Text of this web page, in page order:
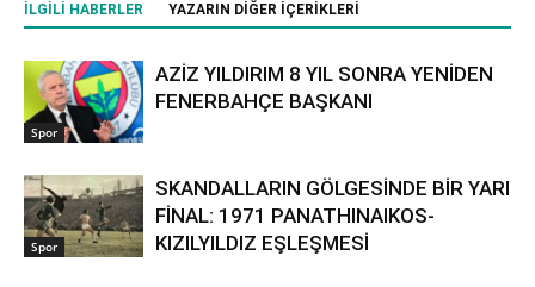
İLGILI HABERLER YAZARIN DIĞER İÇERIKLERI
Spor
AZİZ YILDIRIM 8 YIL SONRA YENİDEN
FENERBAHÇE BAŞKANI
Spor
SKANDALLARIN GÖLGESİNDE BİR YARI
FİNAL: 1971 PANATHINAIKOS-
KIZILYILDIZ EŞLEŞMESİ